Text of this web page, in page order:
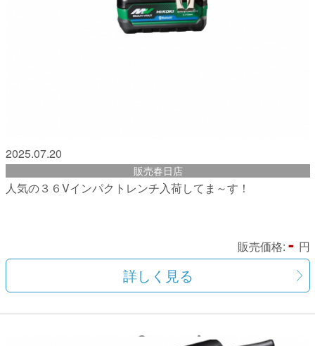
2025.07.20
販売春日店
人気の３６Vインパクトレンチ入荷してま～す！
販売価格: - 円
詳しく見る